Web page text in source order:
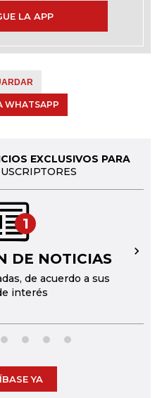
LA APP
WHATSAPP
EXCLUSIVOS PARA
1
DE NOTICIAS
de acuerdo a sus
interés
→
YA